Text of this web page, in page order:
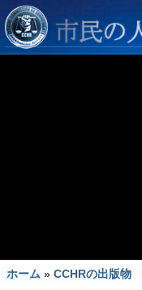
ホーム » CCHRの出版物